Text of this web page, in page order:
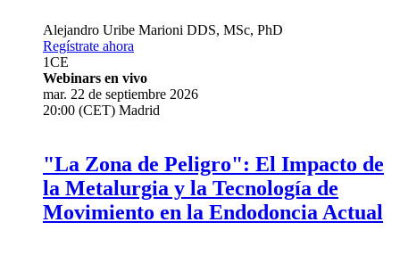
Alejandro Uribe Marioni DDS, MSc, PhD
Regístrate ahora
1CE
Webinars en vivo
mar. 22 de septiembre 2026
20:00 (CET) Madrid
"La Zona de Peligro": El Impacto de
la Metalurgia y la Tecnología de
Movimiento en la Endodoncia Actual